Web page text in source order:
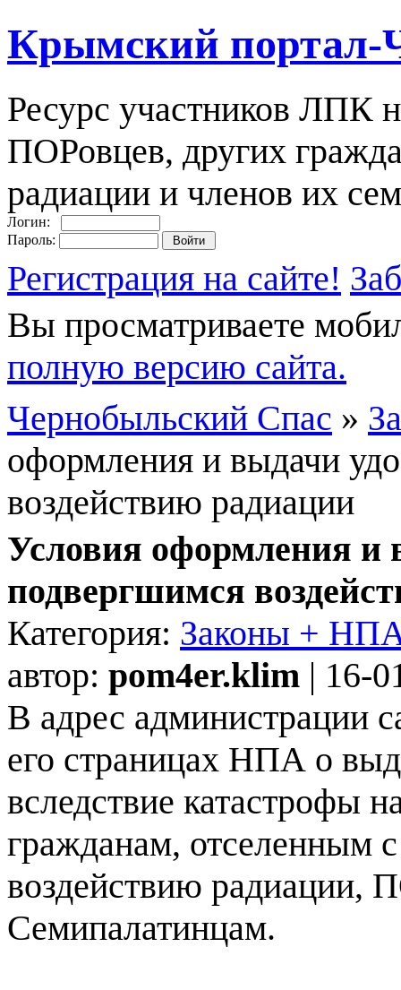
Крымский портал-
Ресурс участников ЛПК
ПОРовцев, других
радиации и членов их
Логин:
Пароль:
Регистрация на сайте!
Вы просматриваете
полную версию сайта.
Чернобыльский Спас »
оформления и выдачи
воздействию радиации
Условия оформления и
подвергшимся
Категория: Законы +
автор: pom4er.klim | 16-
В адрес администрации
его страницах НПА о
вследствие
гражданам, отселенным
воздействию радиации,
Семипалатинцам.